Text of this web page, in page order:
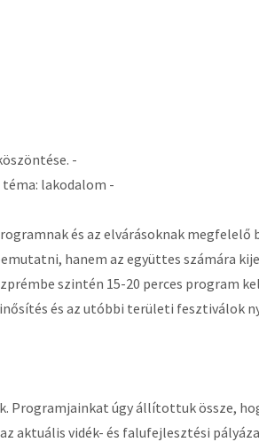
-
téma: lakodalom -
és az elvárásoknak megfelelő
hanem az együttes számára
szintén 15-20 perces program
és az utóbbi területi fesztiválok
Programjainkat úgy állítottuk össze,
aktuális vidék- és falufejlesztési